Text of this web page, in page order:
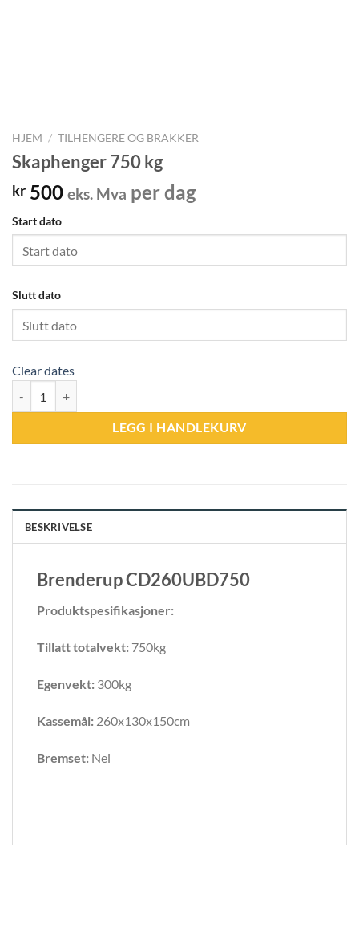
HJEM / TILHENGERE OG BRAKKER
Skaphenger 750 kg
kr 500 eks. Mva per dag
Start dato
Slutt dato
Clear dates
LEGG I HANDLEKURV
BESKRIVELSE
Brenderup CD260UBD750
Produktspesifikasjoner:
Tillatt totalvekt: 750kg
Egenvekt: 300kg
Kassemål: 260x130x150cm
Bremset: Nei